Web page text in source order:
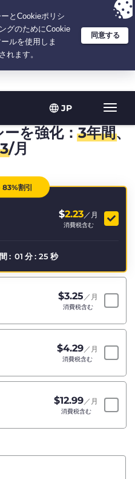
JP
ト
グ
ル
ゲ
シ
ョ
年間 $ 2.23/月の 大特価
を強化：3年間、
/月
83%割引
$2.23 ／月
消費税含む
: 01 分: 25秒
$3.25 ／月
消費税含む
$4.29 ／月
消費税含む
$12.99 ／月
消費税含む